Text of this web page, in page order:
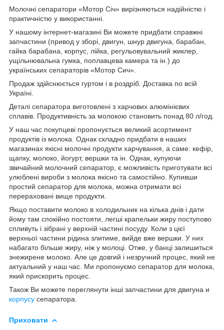
Молочні сепаратори «Мотор Січ» вирізняються надійністю і
практичністю у використанні.
У нашому інтернет-магазині Ви можете придбати справжні
запчастини (привод у зборі, двигун, шнур двигуна, барабан,
гайка барабана, корпус, лійка, регульовувальний жиклер,
ущільнювальна гумка, поплавцева камера та ін.) до
українських сепараторів «Мотор Сич».
Продаж здійснюється гуртом і в роздріб. Доставка по всій
Україні.
Деталі сепаратора виготовлені з харчових алюмінієвих
сплавів. Продуктивність за молокою становить понад 80 л/год.
У наш час покупцеві пропонується великий асортимент
продуктів із молока. Однак складно придбати в наших
магазинах якісні молочні продукти харчування, а саме: кефір,
щапку, молоко, йогурт, вершки та ін. Однак, купуючи
звичайний молочний сепаратор, є можливість приготувати всі
улюблені вироби з молока якісно та самостійно. Купивши
простий сепаратор для молока, можна отримати всі
перераховані вище продукти.
Якщо поставити молоко в холодильник на кілька днів і дати
йому там спокійно постояти, легші крапельки жиру поступово
спливуть і зібрані у верхній частині посуду. Коли з цієї
верхньої частини рідина злитиме, вийде вже вершки. У них
набагато більше жиру, ніж у молоці. Отже, у банці залишиться
знежирене молоко. Але це довгий і незручний процес, який не
актуальний у наш час. Ми пропонуємо сепаратор для молока,
який прискорить процес.
Також Ви можете переглянути інші запчастини для двигуна и
корпусу сепаратора.
Приховати